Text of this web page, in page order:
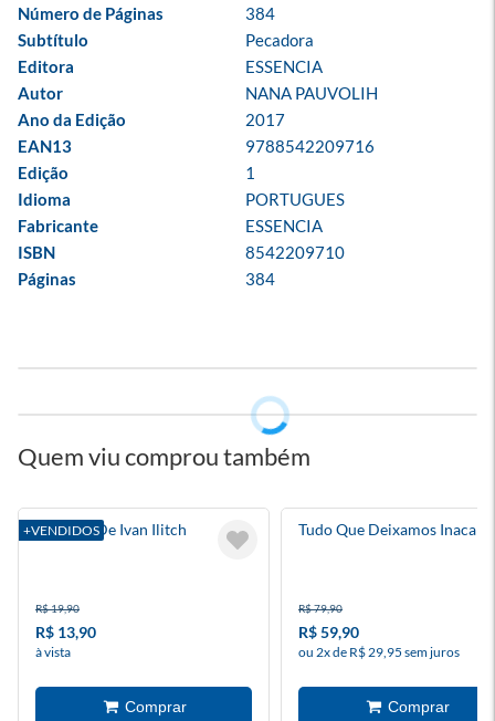
Número de Páginas
384
Subtítulo
Pecadora
Editora
ESSENCIA
Autor
NANA PAUVOLIH
Ano da Edição
2017
EAN13
9788542209716
Edição
1
Idioma
PORTUGUES
Fabricante
ESSENCIA
ISBN
8542209710
Páginas
384
Quem viu comprou também
+VENDIDOS
A Morte De Ivan Ilitch
R$ 19,90
R$ 13,90
à vista
Tudo Que Deixamos
R$ 79,90
R$ 59,90
ou 2x de R$ 29,95 sem juros